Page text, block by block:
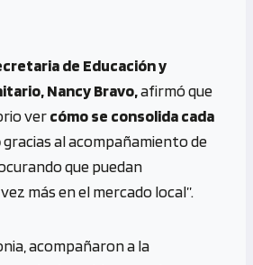
de Educación y
Nancy Bravo,afirmó que
vercómo se consolida cada
gracias al acompañamiento de
que puedan
más en el mercado local”.
acompañaron a la